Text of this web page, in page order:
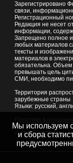
Зарегистрировано
связи,
Регистрационный
Редакция не несет
информации,
Запрещено полное
любых материалов
тексты и
материалов в
обязательна.
превышать цель
СМИ, необходимо
Территория
зарубежные страны
Языки: русский,
© 2007 - 2026
Мы используем
и сбора